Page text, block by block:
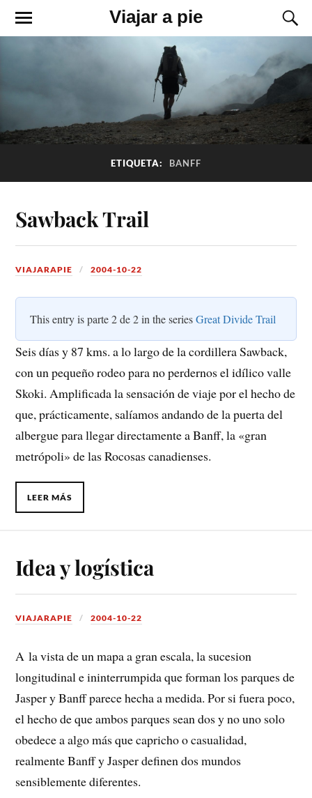
Viajar a pie
ETIQUETA: BANFF
Sawback Trail
VIAJARAPIE 2004-10-22
This entry is parte 2 de 2 in the seriesGreat Divide Trail
Seis días y 87 kms. a lo largo de la cordillera Sawback,
con un pequeño rodeo para no perdernos el idílico valle
Skoki. Amplificada la sensación de viaje por el hecho de
que, prácticamente, salíamos andando de la puerta del
albergue para llegar directamente a Banff, la «gran
metrópoli» de las Rocosas canadienses.
LEER MÁS
Idea y logística
VIAJARAPIE 2004-10-22
A la vista de un mapa a gran escala, la sucesion
longitudinal e ininterrumpida que forman los parques de
Jasper y Banff parece hecha a medida. Por si fuera poco,
el hecho de que ambos parques sean dos y no uno solo
obedece a algo más que capricho o casualidad,
realmente Banff y Jasper definen dos mundos
sensiblemente diferentes.